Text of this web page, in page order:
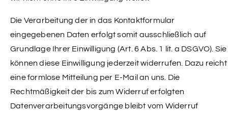
Die Verarbeitung der in das Kontaktformular
eingegebenen Daten erfolgt somit ausschließlich auf
Grundlage Ihrer Einwilligung (Art. 6 Abs. 1 lit. a DSGVO). Sie
können diese Einwilligung jederzeit widerrufen. Dazu reicht
eine formlose Mitteilung per E-Mail an uns. Die
Rechtmäßigkeit der bis zum Widerruf erfolgten
Datenverarbeitungsvorgänge bleibt vom Widerruf